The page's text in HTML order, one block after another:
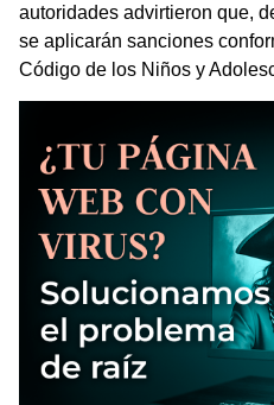
autoridades advirtieron que,
se aplicarán sanciones
Código de los Niños y